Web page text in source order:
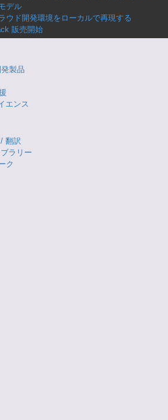
デル
ウド開発環境をローカルで再現する
販売開始
製品
エンス
翻訳
ラリー
ク